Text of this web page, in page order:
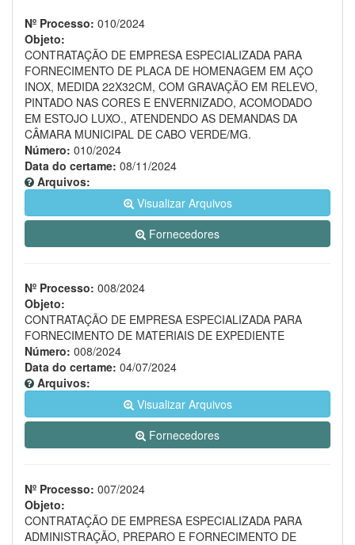
Nº Processo: 010/2024
Objeto:
CONTRATAÇÃO DE EMPRESA ESPECIALIZADA PARA
FORNECIMENTO DE PLACA DE HOMENAGEM EM AÇO
INOX, MEDIDA 22X32CM, COM GRAVAÇÃO EM RELEVO,
PINTADO NAS CORES E ENVERNIZADO, ACOMODADO
EM ESTOJO LUXO., ATENDENDO AS DEMANDAS DA
CÂMARA MUNICIPAL DE CABO VERDE/MG.
Número: 010/2024
Data do certame: 08/11/2024
Arquivos:
Visualizar Arquivos
Fornecedores
Nº Processo: 008/2024
Objeto:
CONTRATAÇÃO DE EMPRESA ESPECIALIZADA PARA
FORNECIMENTO DE MATERIAIS DE EXPEDIENTE
Número: 008/2024
Data do certame: 04/07/2024
Arquivos:
Visualizar Arquivos
Fornecedores
Nº Processo: 007/2024
Objeto:
CONTRATAÇÃO DE EMPRESA ESPECIALIZADA PARA
ADMINISTRAÇÃO, PREPARO E FORNECIMENTO DE